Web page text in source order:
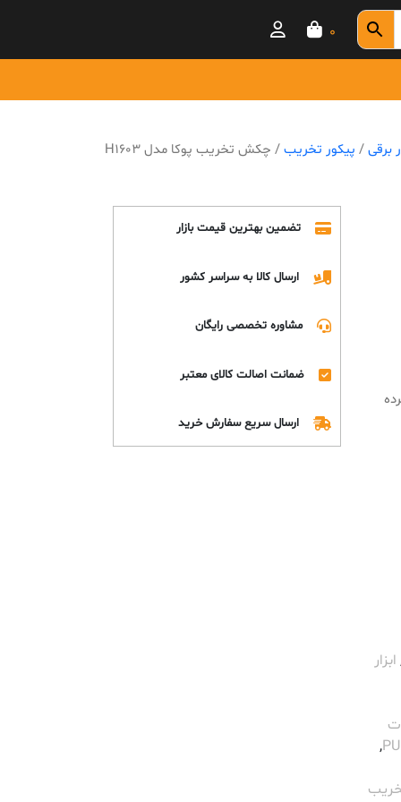
0
برقی / پیکور تخریب / چکش تخریب پوکا مدل H1603
ابزار
,
تضمین بهترین قیمت بازار
ارسال کالا به سراسر کشور
مشاوره تخصصی رایگان
ضمانت اصالت کالای معتبر
ارسال سریع سفارش خرید